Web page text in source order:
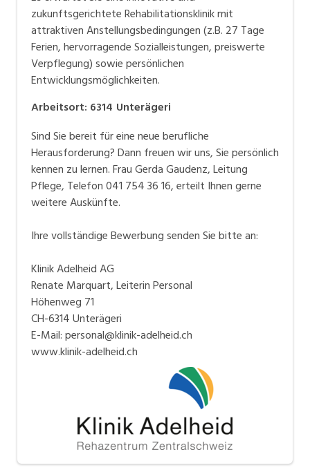
zukunftsgerichtete Rehabilitationsklinik mit
attraktiven Anstellungsbedingungen (z.B. 27 Tage
Ferien, hervorragende Sozialleistungen, preiswerte
Verpflegung) sowie persönlichen
Entwicklungsmöglichkeiten.
Arbeitsort: 6314 Unterägeri
Sind Sie bereit für eine neue berufliche
Herausforderung? Dann freuen wir uns, Sie persönlich
kennen zu lernen. Frau Gerda Gaudenz, Leitung
Pflege, Telefon 041 754 36 16, erteilt Ihnen gerne
weitere Auskünfte.
Ihre vollständige Bewerbung senden Sie bitte an:
Klinik Adelheid AG
Renate Marquart, Leiterin Personal
Höhenweg 71
CH-6314 Unterägeri
E-Mail: personal@klinik-adelheid.ch
www.klinik-adelheid.ch